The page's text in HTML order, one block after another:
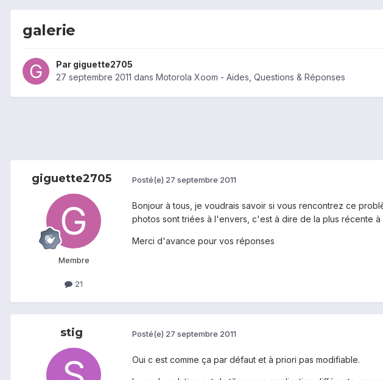
galerie
Par giguette2705
27 septembre 2011 dans Motorola Xoom - Aides, Questions & Réponses
giguette2705
Membre
21
Posté(e) 27 septembre 2011
Bonjour à tous, je voudrais savoir si vous rencontrez ce
photos sont triées à l'envers, c'est à dire de la plus récente
Merci d'avance pour vos réponses
stig Posté(e) 27 septembre 2011
Oui c est comme ça par défaut et à priori pas modifiable.